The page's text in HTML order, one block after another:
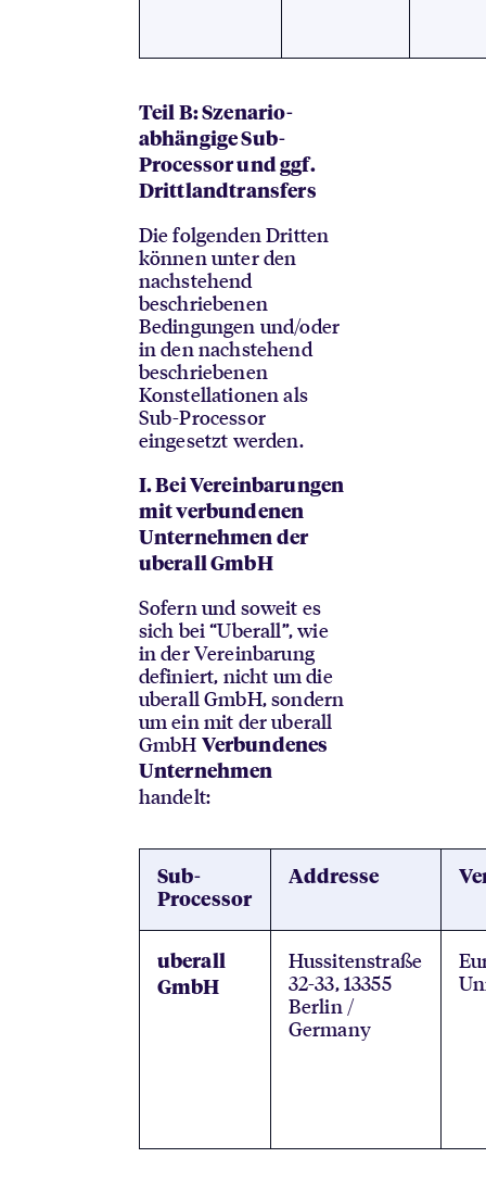
Teil B: Szenario-
abhängige Sub-
Processor und ggf.
Drittlandtransfers
Die folgenden Dritten
können unter den
nachstehend
beschriebenen
Bedingungen und/oder
in den nachstehend
beschriebenen
Konstellationen als
Sub-Processor
eingesetzt werden.
I. Bei Vereinbarungen
mit verbundenen
Unternehmen der
uberall GmbH
Sofern und soweit es
sich bei “Uberall”, wie
in der Vereinbarung
definiert, nicht um die
uberall GmbH, sondern
um ein mit der uberall
GmbH Verbundenes
Unternehmen
handelt:
Sub-
Processor
Addresse
uberall
GmbH
Hussitenstraße
32-33, 13355
Berlin /
Germany